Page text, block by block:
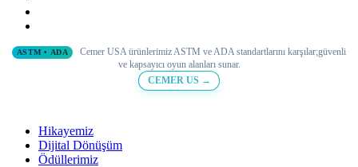
ASTM • ADA Cemer USA ürünlerimiz ASTM ve ADA standartlarını karşılar;güvenli
ve kapsayıcı oyun alanları sunar.
CEMER US →
Hikayemiz
Dijital Dönüşüm
Ödüllerimiz